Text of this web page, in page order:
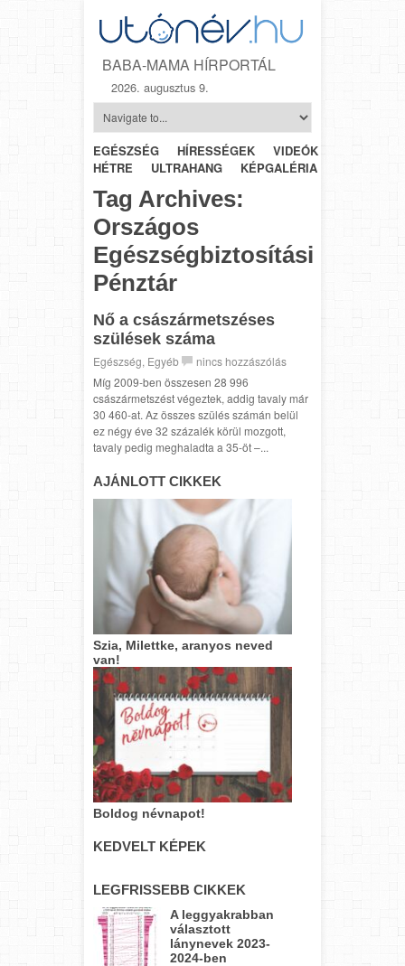
BABA-MAMA HÍRPORTÁL
2026. augusztus 9.
EGÉSZSÉG HÍRESSÉGEK VIDEÓK
HÉTRŐL-
HÉTRE
ULTRAHANG KÉPGALÉRIA
Tag Archives:
Országos
Egészségbiztosítási
Pénztár
Nő a császármetszéses
szülések száma
Egészség, Egyéb
nincs hozzászólás
Míg 2009-ben összesen 28 996
császármetszést végeztek, addig tavaly már
30 460-at. Az összes szülés számán belül
ez négy éve 32 százalék körül mozgott,
tavaly pedig meghaladta a 35-öt –...
AJÁNLOTT CIKKEK
Szia, Milettke, aranyos neved
van!
Boldog névnapot!
KEDVELT KÉPEK
LEGFRISSEBB CIKKEK
A leggyakrabban
választott
lánynevek 2023-
2024-ben